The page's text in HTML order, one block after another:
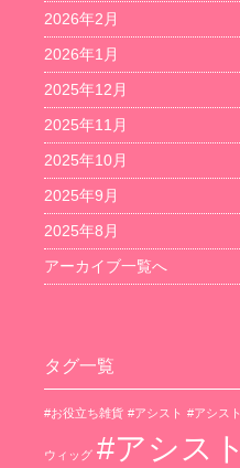
2026年2月
2026年1月
2025年12月
2025年11月
2025年10月
2025年9月
2025年8月
アーカイブ一覧へ
タグ一覧
#お役立ち雑貨 #アシスト #アシスト
ウィッグ #アシスト